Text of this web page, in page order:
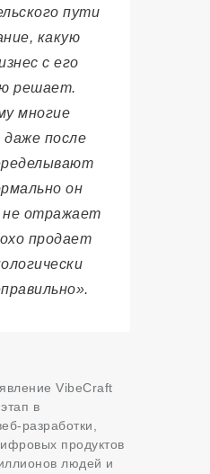
пути
какую
с его
решает.
многие
даже после
он
не отражает
продает
VibeCraft
в
разработки,
продуктов
людей и